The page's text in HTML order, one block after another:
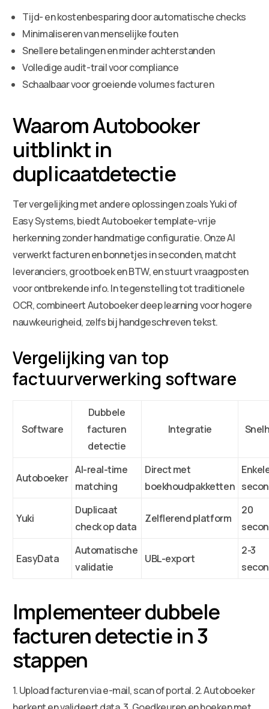
Tijd- en kostenbesparing door automatische checks
Minimaliseren van menselijke fouten
Snellere betalingen en minder achterstanden
Volledige audit-trail voor compliance
Schaalbaar voor groeiende volumes facturen
Waarom Autobooker
uitblinkt in
duplicaatdetectie
Ter vergelijking met andere oplossingen zoals Yuki of
Easy Systems, biedt Autoboeker template-vrije
herkenning zonder handmatige configuratie. Onze AI
verwerkt facturen en bonnetjes in seconden, matcht
leveranciers, grootboek en BTW, en stuurt vraagposten
voor ontbrekende info. In tegenstelling tot traditionele
OCR, combineert Autoboeker deep learning voor hogere
nauwkeurigheid, zelfs bij handgeschreven tekst.
Vergelijking van top
factuurverwerking software
Software
Dubbele
facturen
detectie
Integratie
Autoboeker
AI-real-time
matching
Direct met
boekhoudpakketten
Yuki
Duplicaat
check op data
Zelflerend platform
20
EasyData
Automatische
validatie
UBL-export
2-3
Implementeer dubbele
facturen detectie in 3
stappen
1. Upload facturen via e-mail, scan of portal. 2. Autoboeker